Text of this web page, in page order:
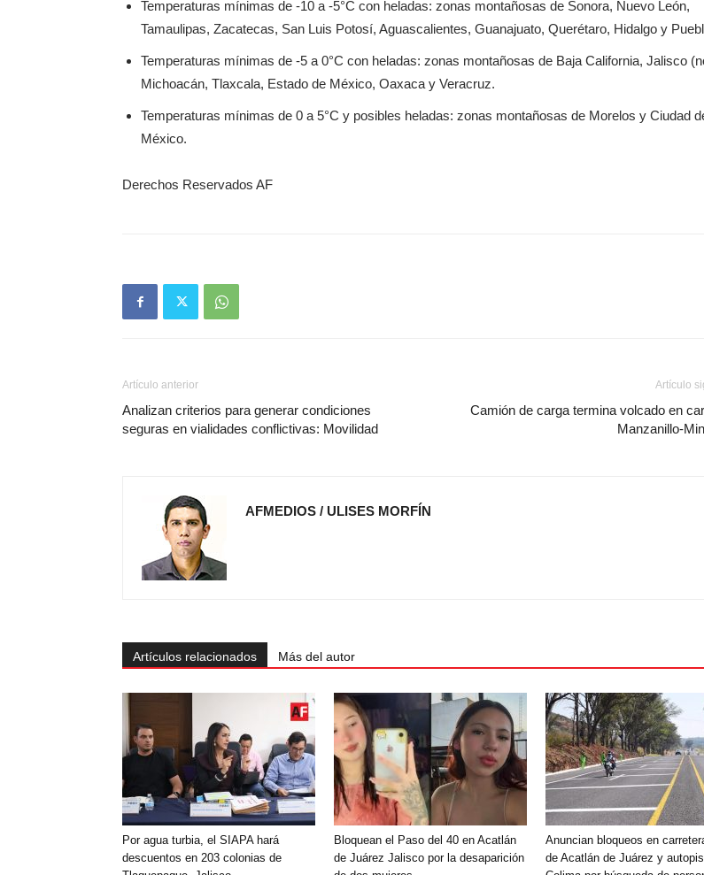
Temperaturas mínimas de -10 a -5°C con heladas: zonas montañosas de Sonora, Nuevo León,
Tamaulipas, Zacatecas, San Luis Potosí, Aguascalientes, Guanajuato, Querétaro, Hidalgo y
Temperaturas mínimas de -5 a 0°C con heladas: zonas montañosas de Baja California, Jalisco
Michoacán, Tlaxcala, Estado de México, Oaxaca y Veracruz.
Temperaturas mínimas de 0 a 5°C y posibles heladas: zonas montañosas de Morelos y Ciudad
México.
Derechos Reservados AF
Artículo anterior
Analizan criterios para generar condiciones
seguras en vialidades conflictivas: Movilidad
Artículo
Camión de carga termina volcado en
Manzanillo-
AFMEDIOS / ULISES MORFÍN
Artículos relacionados Más del autor
Por agua turbia, el SIAPA hará
descuentos en 203 colonias de
Bloquean el Paso del 40 en Acatlán
de Juárez Jalisco por la desaparición
Anuncian bloqueos en
de Acatlán de Juárez y